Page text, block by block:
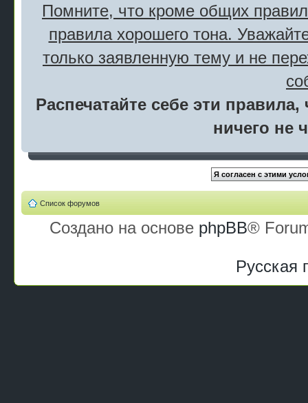
Помните, что кроме общих
правила хорошего тона.
только заявленную тему и не
Распечатайте себе эти
ничего не
Список форумов
Создано на основе phpBB®
Русская